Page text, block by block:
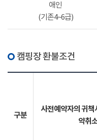
애인
(기존4~6급)
캠핑장 환불조건
구분
사전예약자의 귀책
약취